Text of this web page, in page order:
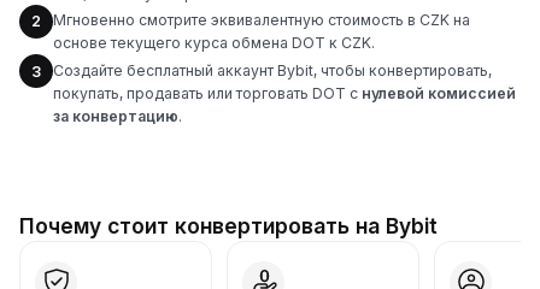
2
Мгновенно смотрите эквивалентную стоимость в CZK на
основе текущего курса обмена DOT к CZK.
3
Создайте бесплатный аккаунт Bybit, чтобы конвертировать,
покупать, продавать или торговать DOT с нулевой комиссией
за конвертацию.
Почему стоит конвертировать на Bybit